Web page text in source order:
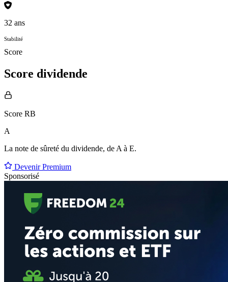
32 ans
Stabilité
Score
Score dividende
Score RB
A
La note de sûreté du dividende, de A à E.
Devenir Premium
Sponsorisé